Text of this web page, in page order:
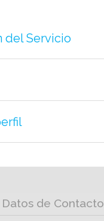
del Servicio
Datos de Contacto